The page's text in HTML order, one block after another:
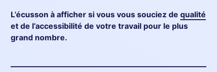
L’écusson à afficher si vous vous souciez dequalité
et de l’accessibilité de votre travail pour le plus
grand nombre.